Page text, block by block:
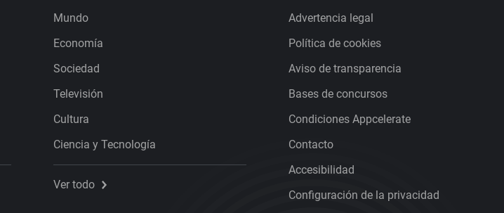
Mundo
Economía
Sociedad
Televisión
Cultura
Ciencia y Tecnología
Ver todo
Advertencia legal
Política de cookies
Aviso de transparencia
Bases de concursos
Condiciones Appcelerate
Contacto
Accesibilidad
Configuración de la privacidad